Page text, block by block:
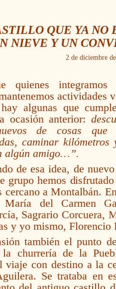
QUE YA NO
NIEVE Y UN
2 de diciembre
quienes
actividades
algunas que
ocasión anterior:
de cosas
caminar
algún amigo…”.
de esa idea, de
grupo hemos
cercano a Montalbán.
María del Carmen
Sagrario Corcuera,
y yo mismo, Florencio
también el punto
churrería de la
viaje con destino a la
Se trataba en